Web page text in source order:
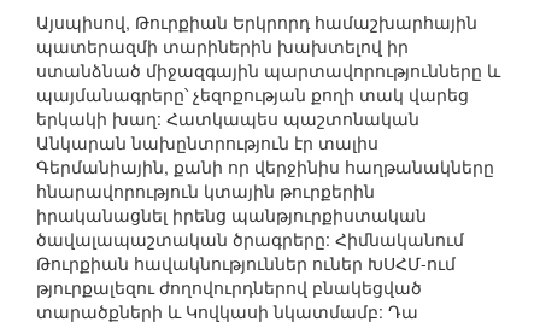
Այսպիսով, Թուրքիան Երկրորդ համաշխարհային
պատերազմի տարիներին խախտելով իր
ստանձնած միջազգային պարտավորությունները և
պայմանագրերը՝ չեզոքության քողի տակ վարեց
երկակի խաղ: Հատկապես պաշտոնական
Անկարան նախընտրություն էր տալիս
Գերմանիային, քանի որ վերջինիս հաղթանակները
հնարավորություն կտային թուրքերին
իրականացնել իրենց պանթյուրքիստական
ծավալապաշտական ծրագրերը: Հիմնականում
Թուրքիան հավակնություններ ուներ ԽՍՀՄ-ում
թյուրքալեզու ժողովուրդներով բնակեցված
տարածքների և Կովկասի նկատմամբ: Դա